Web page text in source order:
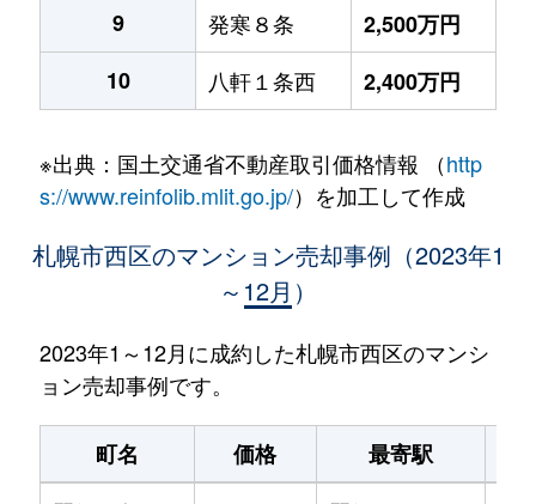
9
発寒８条
2,500万円
10
八軒１条西 2,400万円
※出典：国土交通省不動産取引価格情報 （http
s://www.reinfolib.mlit.go.jp/）を加工して作成
札幌市西区のマンション売却事例（2023年1
～12月）
2023年1～12月に成約した札幌市西区のマンシ
ョン売却事例です。
町名 価格 最寄駅